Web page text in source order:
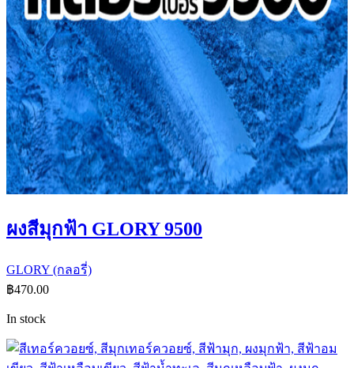
ผงสีมุกฟ้า GLORY 9500
GLORY (กลอรี่)
฿470.00
In stock